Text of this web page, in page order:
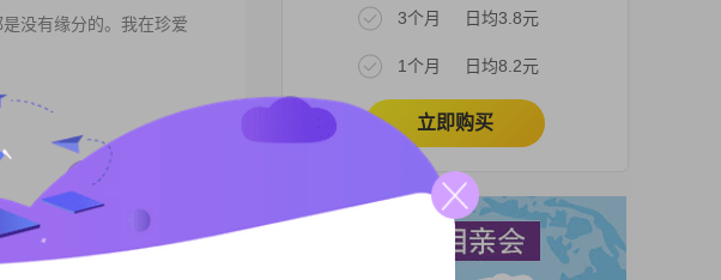
没有缘分的。我在珍爱
3个月 日均3.8元
1个月 日均8.2元
立即购买